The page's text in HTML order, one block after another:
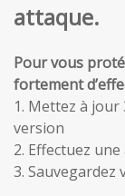
attaque.
Pour vous
fortement
1. Mettez à
version
2. Effectuez
3.